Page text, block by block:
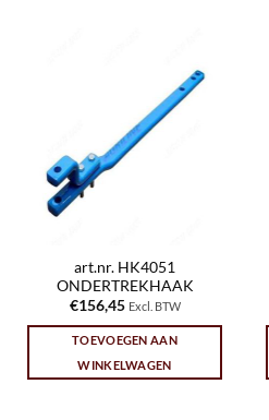
art.nr. HK4051
ONDERTREKHAAK
€156,45 Excl. BTW
TOEVOEGEN AAN
WINKELWAGEN